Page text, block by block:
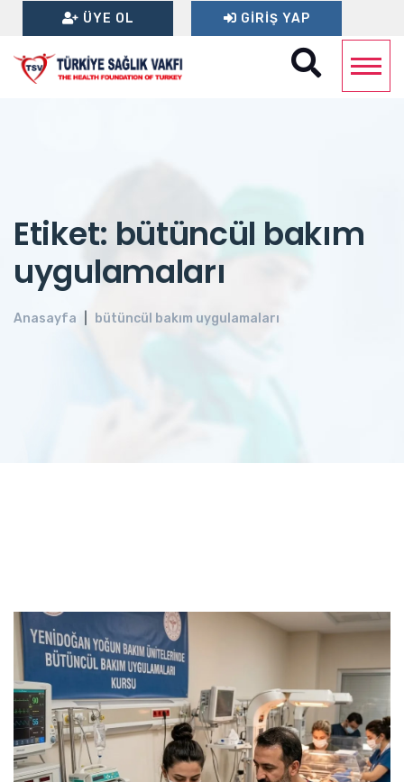
ÜYE OL GIRIŞ YAP
Etiket: bütüncül bakım
uygulamaları
Anasayfa bütüncül bakım uygulamaları